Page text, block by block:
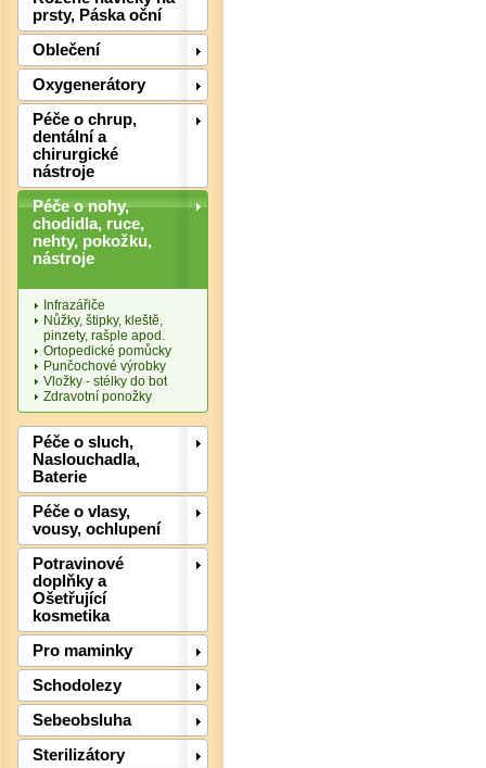
prsty, Páska oční
Oblečení
Oxygenerátory
Péče o chrup,
dentální a
chirurgické
nástroje
Péče o nohy,
chodidla, ruce,
nehty, pokožku,
nástroje
Infrazářiče
Nůžky, štipky, kleště,
pinzety, rašple apod.
Ortopedické pomůcky
Punčochové výrobky
Vložky - stélky do bot
Zdravotní ponožky
Péče o sluch,
Naslouchadla,
Baterie
Péče o vlasy,
vousy, ochlupení
Potravinové
doplňky a
Ošetřující
kosmetika
Pro maminky
Schodolezy
Sebeobsluha
Sterilizátory